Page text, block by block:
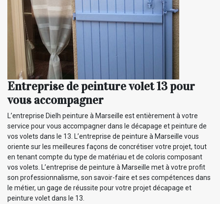
Entreprise de peinture volet 13 pour
vous accompagner
L’entreprise Dielh peinture à Marseille est entièrement à votre
service pour vous accompagner dans le décapage et peinture de
vos volets dans le 13. L’entreprise de peinture à Marseille vous
oriente sur les meilleures façons de concrétiser votre projet, tout
en tenant compte du type de matériau et de coloris composant
vos volets. L’entreprise de peinture à Marseille met à votre profit
son professionnalisme, son savoir-faire et ses compétences dans
le métier, un gage de réussite pour votre projet décapage et
peinture volet dans le 13.